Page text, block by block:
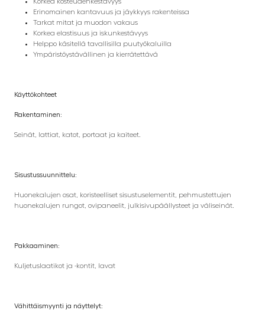
Erinomainen kantavuus ja jäykkyys rakenteissa
Tarkat mitat ja muodon vakaus
Korkea elastisuus ja iskunkestävyys
Helppo käsitellä tavallisilla puutyökaluilla
Ympäristöystävällinen ja kierrätettävä
Käyttökohteet
Rakentaminen:
Seinät, lattiat, katot, portaat ja kaiteet.
Sisustussuunnittelu:
Huonekalujen osat, koristeelliset sisustuselementit, pehmustettujen
huonekalujen rungot, ovipaneelit, julkisivupäällysteet ja väliseinät.
Pakkaaminen:
Kuljetuslaatikot ja -kontit, lavat
Vähittäismyynti ja näyttelyt: